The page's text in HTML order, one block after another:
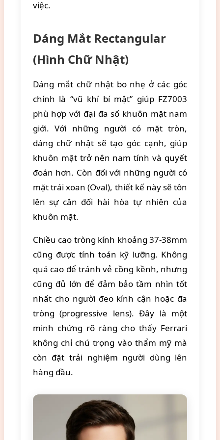
việc.
Dáng Mắt Rectangular
(Hình Chữ Nhật)
Dáng mắt chữ nhật bo nhẹ ở các góc
chính là “vũ khí bí mật” giúp FZ7003
phù hợp với đại đa số khuôn mặt nam
giới. Với những người có mặt tròn,
dáng chữ nhật sẽ tạo góc cạnh, giúp
khuôn mặt trở nên nam tính và quyết
đoán hơn. Còn đối với những người có
mặt trái xoan (Oval), thiết kế này sẽ tôn
lên sự cân đối hài hòa tự nhiên của
khuôn mặt.
Chiều cao tròng kính khoảng 37-38mm
cũng được tính toán kỹ lưỡng. Không
quá cao để tránh vẻ cồng kềnh, nhưng
cũng đủ lớn để đảm bảo tầm nhìn tốt
nhất cho người đeo kính cận hoặc đa
tròng (progressive lens). Đây là một
minh chứng rõ ràng cho thấy Ferrari
không chỉ chú trọng vào thẩm mỹ mà
còn đặt trải nghiệm người dùng lên
hàng đầu.